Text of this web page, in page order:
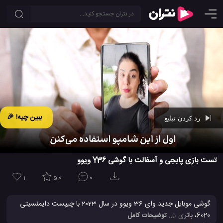
ببین چیه! 🎉
Ad -
تست بازی پابجی و آسفالت با گوشی Y36 ویوو
1 5.0 0
گوشی موبایل جدید وای 36 ویوو در سال 2023 با چیپست دایمنسیتی
... توضیحات کامل